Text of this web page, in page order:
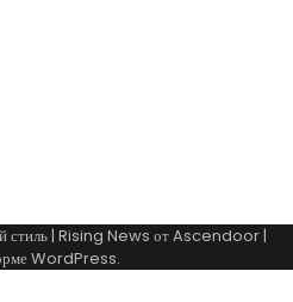
стиль| Rising News отAscendoor|
WordPress.